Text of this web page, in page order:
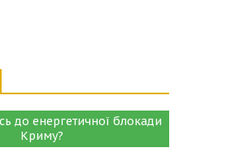
до енергетичної блокади
Криму?